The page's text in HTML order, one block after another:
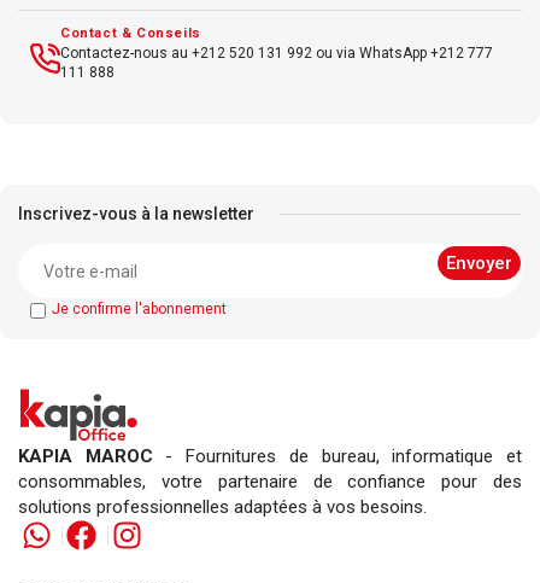
Contact & Conseils
Contactez-nous au +212 520 131 992 ou via WhatsApp +212 777
111 888
Inscrivez-vous à la newsletter
Je confirme l'abonnement
KAPIA MAROC - Fournitures de bureau, informatique et
consommables, votre partenaire de confiance pour des
solutions professionnelles adaptées à vos besoins.